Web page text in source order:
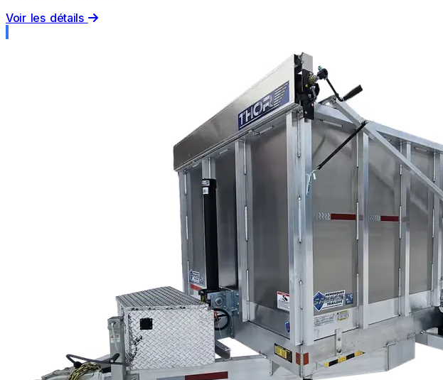
Voir les détails